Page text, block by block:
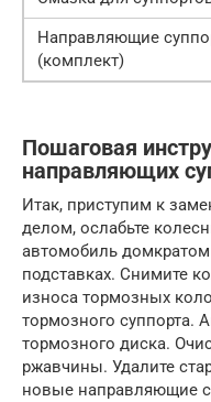
Направляющие
(комплект)
Пошаговая
направляющих
Итак, приступим к
делом, ослабьте
автомобиль
подставках. Снимите
износа тормозных
тормозного суппорта.
тормозного диска.
ржавчины. Удалите
новые направляющие